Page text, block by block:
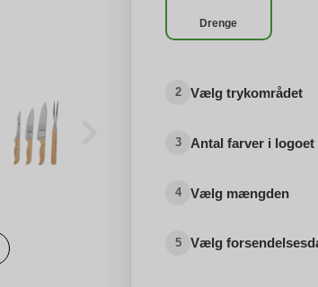
Drenge
2 Vælg trykområdet
3 Antal farver i logoet
4 Vælg mængden
5 Vælg